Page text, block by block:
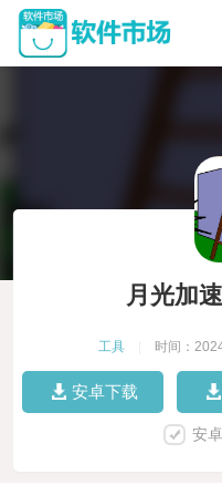
月光加
工具 时间：
安卓下载
安